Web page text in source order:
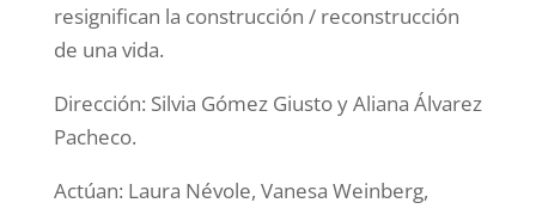
resignifican la construcción / reconstrucción
de una vida.
Dirección: Silvia Gómez Giusto y Aliana Álvarez
Pacheco.
Actúan: Laura Névole, Vanesa Weinberg,